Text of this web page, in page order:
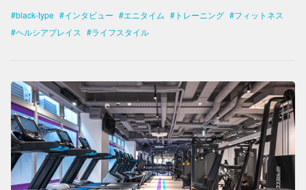
black-type インタビュー エニタイム トレーニング
フィットネス
ヘルシアプレイス
ライフスタイル